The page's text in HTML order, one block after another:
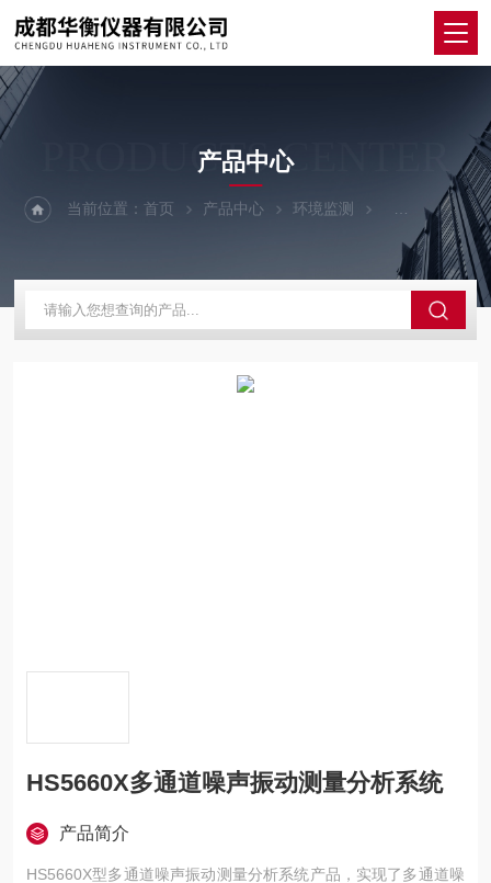
PRODUCTS CENTER
产品中心
当前位置：首页 产品中心 环境监测 声级计/噪音计/
HS5660X多通道噪声振动测量分析系统
产品简介
HS5660X型多通道噪声振动测量分析系统产品，实现了多通道噪